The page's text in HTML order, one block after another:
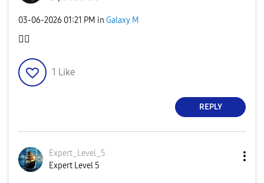
‎03-06-2026 01:21 PM in Galaxy M
👍🏻
1 Like
REPLY
Expert_Level_5
Expert Level 5